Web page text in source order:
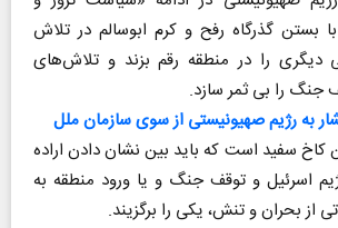
بستن گذرگاه رفح و کرم ابوسالم در تلاش
دیگری را در منطقه رقم بزند و تلاش‌های
جنگ را بی ثمر سازد.
به رژیم صهیونیستی از سوی سازمان ملل
سفید است که باید بین نشان دادن اراده
اسرئیل و توقف جنگ و یا ورود منطقه به
از بحران و تنش، یکی را برگزیند.